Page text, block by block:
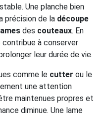
Une planche bien
précision de la découpe
des couteaux. En
à conserver
leur durée de vie.
comme le cutter ou le
une attention
maintenues propres et
diminue. Une lame